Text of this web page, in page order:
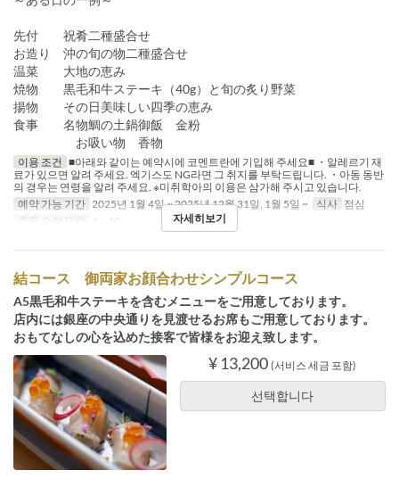
先付 祝肴二種盛合せ
お造り 沖の旬の物二種盛合せ
温菜 大地の恵み
焼物 黒毛和牛ステーキ（40g）と旬の炙り野菜
揚物 その日美味しい四季の恵み
食事 名物鯛の土鍋御飯 金粉
お吸い物 香物
이용 조건 ■아래와 같이는 예약시에 코멘트란에 기입해 주세요■ ・알레르기 재
료가 있으면 알려 주세요. 엑기스도 NG라면 그 취지를 부탁드립니다. ・아동 동반
의 경우는 연령을 알려 주세요. ※미취학아의 이용은 삼가해 주시고 있습니다.
예약 가능 기간 2025년 1월 4일 ~ 2025년 12월 31일, 1월 5일 ~ 식사 점심
주문 수량 제한
4 ~ 10 자세히보기
結コース 御両家お顔合わせシンプルコース
A5黒毛和牛ステーキを含むメニューをご用意しております。
店内には銀座の中央通りを見渡せるお席もご用意しております。
おもてなしの心を込めた接客で皆様をお迎え致します。
¥ 13,200 (서비스 세금 포함)
선택합니다